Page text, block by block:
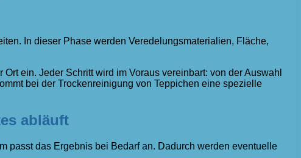
In dieser Phase werden Veredelungsmaterialien, Fläche,
ein. Jeder Schritt wird im Voraus vereinbart: von der Auswahl
bei der Trockenreinigung von Teppichen eine spezielle
abläuft
passt das Ergebnis bei Bedarf an. Dadurch werden eventuelle